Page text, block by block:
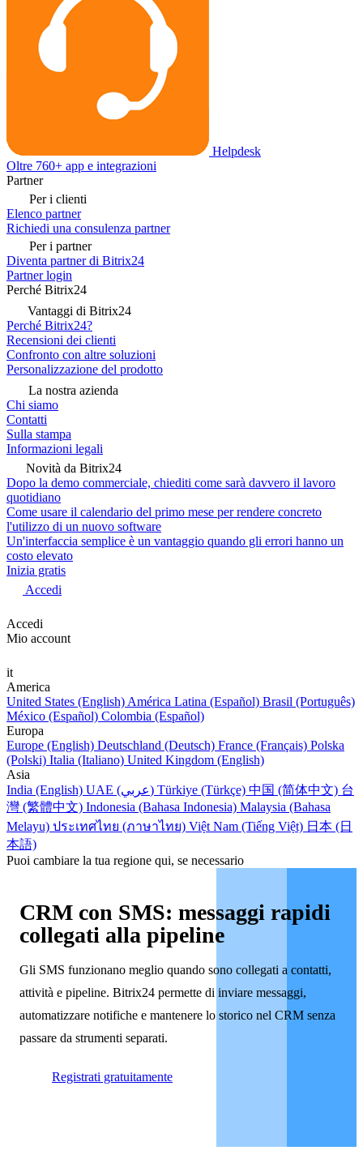
Helpdesk
Oltre 760+ app e integrazioni
Partner
Per i clienti
Elenco partner
Richiedi una consulenza partner
Per i partner
Diventa partner di Bitrix24
Partner login
Perché Bitrix24
Vantaggi di Bitrix24
Perché Bitrix24?
Recensioni dei clienti
Confronto con altre soluzioni
Personalizzazione del prodotto
La nostra azienda
Chi siamo
Contatti
Sulla stampa
Informazioni legali
Novità da Bitrix24
Dopo la demo commerciale, chiediti come sarà davvero il lavoro
quotidiano
Come usare il calendario del primo mese per rendere concreto
l'utilizzo di un nuovo software
Un'interfaccia semplice è un vantaggio quando gli errori hanno un
costo elevato
Inizia gratis
Accedi
Accedi
Mio account
it
America
United States (English) América Latina (Español) Brasil (Português)
México (Español) Colombia (Español)
Europa
Europe (English) Deutschland (Deutsch) France (Français) Polska
(Polski) Italia (Italiano) United Kingdom (English)
Asia
India (English)
UAE (عربي) Türkiye (Türkçe) 中国 (简体中文) 台
灣 (繁體中文) Indonesia (Bahasa Indonesia) Malaysia (Bahasa
Melayu) ประเทศไทย (ภาษาไทย) Việt Nam (Tiếng Việt) 日本 (日
本語)
Puoi cambiare la tua regione qui, se necessario
CRM con SMS: messaggi rapidi
collegati alla pipeline
Gli SMS funzionano meglio quando sono collegati a contatti,
attività e pipeline. Bitrix24 permette di inviare messaggi,
automatizzare notifiche e mantenere lo storico nel CRM senza
passare da strumenti separati.
Registrati gratuitamente